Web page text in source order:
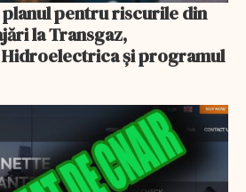
pentru riscurile din
la Transgaz,
și programul